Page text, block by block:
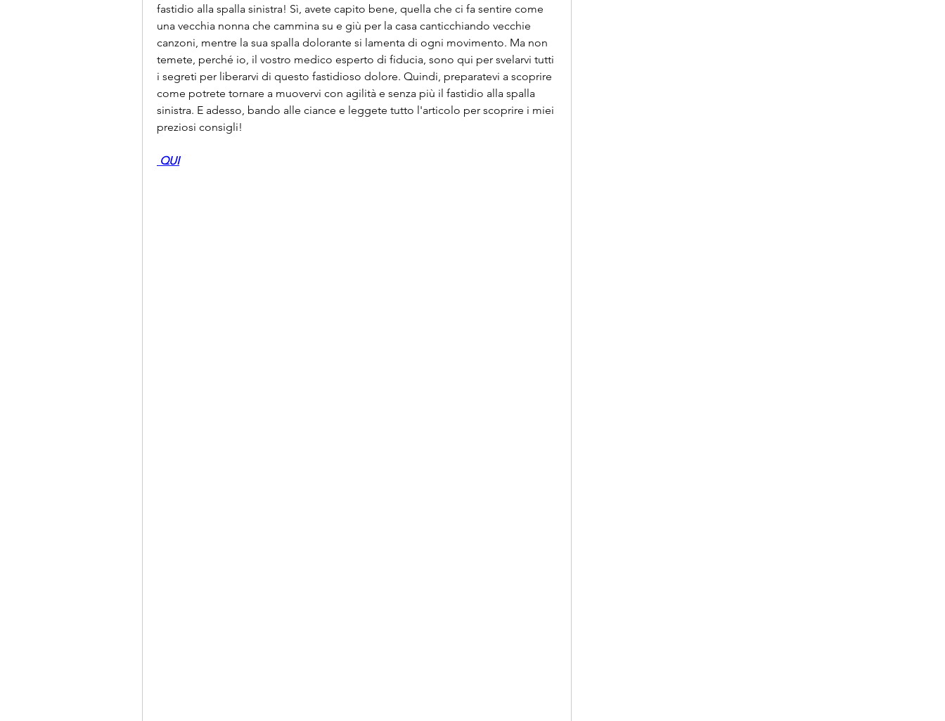
fastidio alla spalla sinistra! Sì, avete capito bene, quella che ci fa sentire come
una vecchia nonna che cammina su e giù per la casa canticchiando vecchie
canzoni, mentre la sua spalla dolorante si lamenta di ogni movimento. Ma non
temete, perché io, il vostro medico esperto di fiducia, sono qui per svelarvi tutti
i segreti per liberarvi di questo fastidioso dolore. Quindi, preparatevi a scoprire
come potrete tornare a muovervi con agilità e senza più il fastidio alla spalla
sinistra. E adesso, bando alle ciance e leggete tutto l'articolo per scoprire i miei
preziosi consigli!
QUI